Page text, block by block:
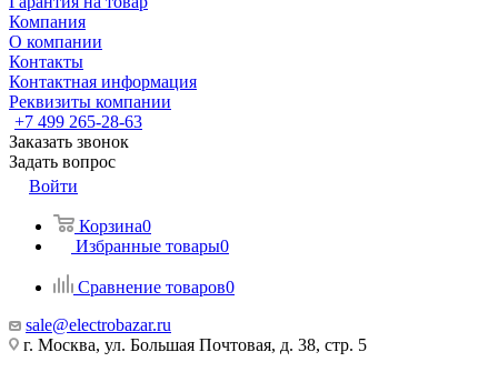
Компания
О компании
Контакты
Контактная информация
Реквизиты компании
+7 499 265-28-63
Заказать звонок
Задать вопрос
Войти
Корзина0
Избранные товары0
Сравнение товаров0
sale@electrobazar.ru
г. Москва, ул. Большая Почтовая, д. 38, стр. 5